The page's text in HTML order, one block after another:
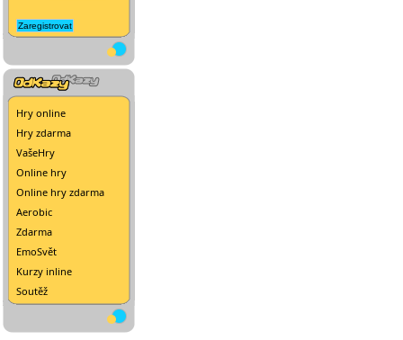
Hry online
Hry zdarma
VašeHry
Online hry
Online hry zdarma
Aerobic
Zdarma
EmoSvět
Kurzy inline
Soutěž